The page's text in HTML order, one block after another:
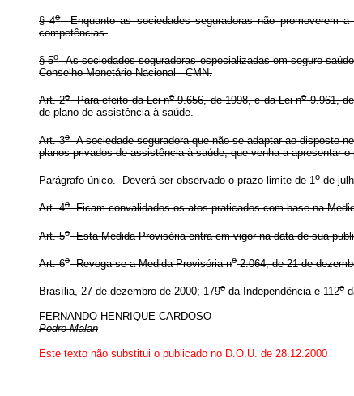
§ 4oEnquanto as sociedades seguradoras não promoverem
competências.
§ 5oAs sociedades seguradoras especializadas em seguro
Conselho Monetário Nacional - CMN.
Art. 2oPara efeito da Lei no9.656, de 1998, e da Lei no9.961, de
de plano de assistência à saúde.
Art. 3oA sociedade seguradora que não se adaptar ao disposto
planos privados de assistência à saúde, que venha a apresentar
Parágrafo único. Deverá ser observado o prazo limite de 1ode
Art. 4oFicam convalidados os atos praticados com base na
Art. 5oEsta Medida Provisória entra em vigor na data de sua
Art. 6oRevoga-se a Medida Provisória no2.064, de 21 de
Brasília, 27 de dezembro de 2000; 179oda Independência e 112o
FERNANDO HENRIQUE CARDOSO
Pedro Malan
Este texto não substitui o publicado no D.O.U. de 28.12.2000